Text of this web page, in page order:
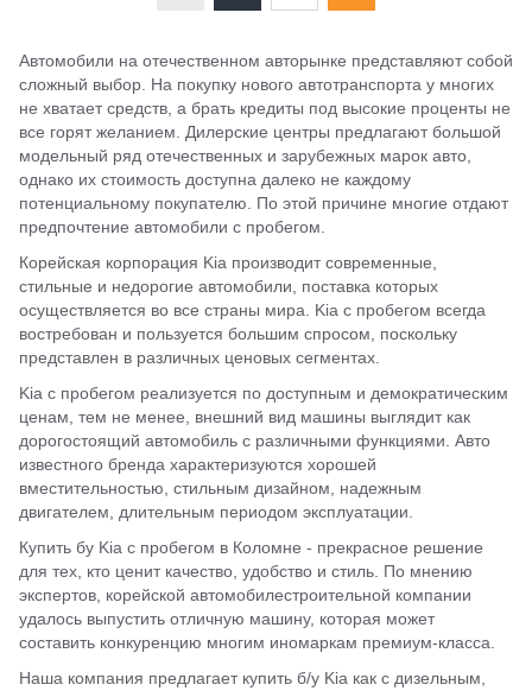
Автомобили на отечественном авторынке представляют собой
сложный выбор. На покупку нового автотранспорта у многих
не хватает средств, а брать кредиты под высокие проценты не
все горят желанием. Дилерские центры предлагают большой
модельный ряд отечественных и зарубежных марок авто,
однако их стоимость доступна далеко не каждому
потенциальному покупателю. По этой причине многие отдают
предпочтение автомобили с пробегом.
Корейская корпорация Kia производит современные,
стильные и недорогие автомобили, поставка которых
осуществляется во все страны мира. Kia с пробегом всегда
востребован и пользуется большим спросом, поскольку
представлен в различных ценовых сегментах.
Kia с пробегом реализуется по доступным и демократическим
ценам, тем не менее, внешний вид машины выглядит как
дорогостоящий автомобиль с различными функциями. Авто
известного бренда характеризуются хорошей
вместительностью, стильным дизайном, надежным
двигателем, длительным периодом эксплуатации.
Купить бу Kia с пробегом в Коломне - прекрасное решение
для тех, кто ценит качество, удобство и стиль. По мнению
экспертов, корейской автомобилестроительной компании
удалось выпустить отличную машину, которая может
составить конкуренцию многим иномаркам премиум-класса.
Наша компания предлагает купить б/у Kia как с дизельным,